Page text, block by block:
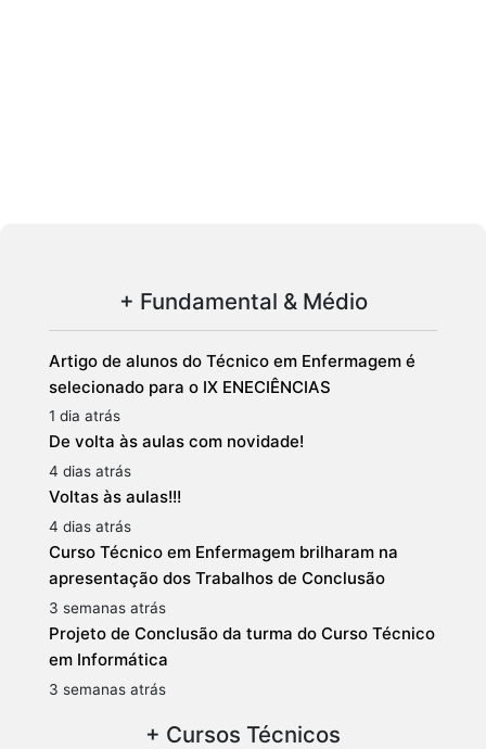
+ Fundamental & Médio
Artigo de alunos do Técnico em Enfermagem é
selecionado para o IX ENECIÊNCIAS
1 dia atrás
De volta às aulas com novidade!
4 dias atrás
Voltas às aulas!!!
4 dias atrás
Curso Técnico em Enfermagem brilharam na
apresentação dos Trabalhos de Conclusão
3 semanas atrás
Projeto de Conclusão da turma do Curso Técnico
em Informática
3 semanas atrás
+ Cursos Técnicos